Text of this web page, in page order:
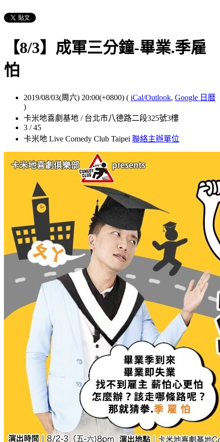
【8/3】成軍三分鐘-畢業.季雇
怕
2019/08/03(周六) 20:00(+0800) ( iCal/Outlook, Google 日曆
)
卡米地喜劇基地 / 台北市八德路二段325號3樓
3 / 45
卡米地 Live Comedy Club Taipei 聯絡主辦單位